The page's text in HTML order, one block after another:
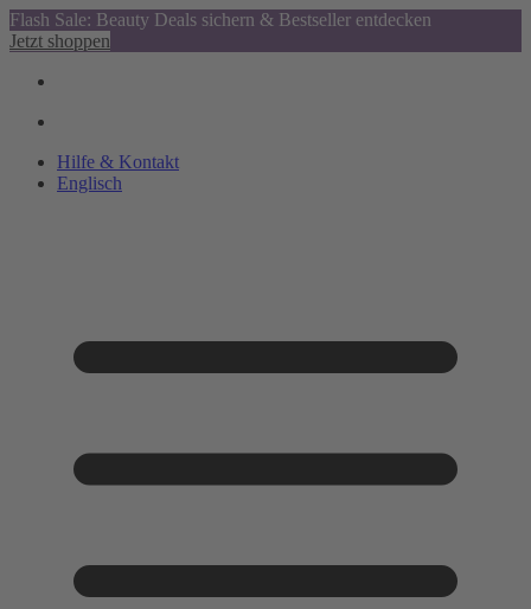
Flash Sale: Beauty Deals sichern & Bestseller entdecken
Jetzt shoppen
Hilfe & Kontakt
Englisch